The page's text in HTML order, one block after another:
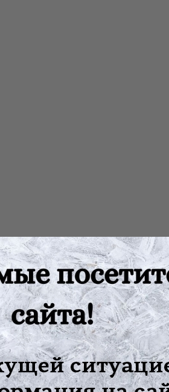
для термотерапии (теплового
Применять строго по назначению
лечения хронического уретрита